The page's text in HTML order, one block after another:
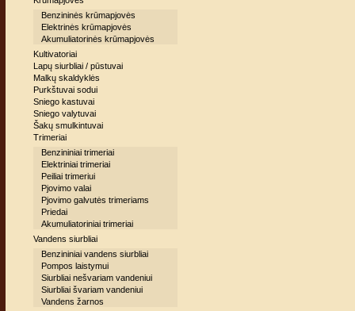
Benzininės krūmapjovės
Elektrinės krūmapjovės
Akumuliatorinės krūmapjovės
Kultivatoriai
Lapų siurbliai / pūstuvai
Malkų skaldyklės
Purkštuvai sodui
Sniego kastuvai
Sniego valytuvai
Šakų smulkintuvai
Trimeriai
Benzininiai trimeriai
Elektriniai trimeriai
Peiliai trimeriui
Pjovimo valai
Pjovimo galvutės trimeriams
Priedai
Akumuliatoriniai trimeriai
Vandens siurbliai
Benzininiai vandens siurbliai
Pompos laistymui
Siurbliai nešvariam vandeniui
Siurbliai švariam vandeniui
Vandens žarnos